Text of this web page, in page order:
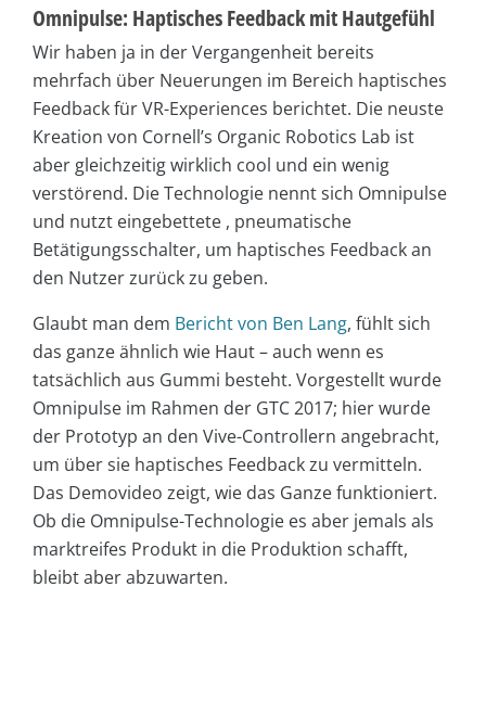
Omnipulse: Haptisches Feedback mit Hautgefühl
Wir haben ja in der Vergangenheit bereits
mehrfach über Neuerungen im Bereich haptisches
Feedback für VR-Experiences berichtet. Die neuste
Kreation von Cornell’s Organic Robotics Lab ist
aber gleichzeitig wirklich cool und ein wenig
verstörend. Die Technologie nennt sich Omnipulse
und nutzt eingebettete , pneumatische
Betätigungsschalter, um haptisches Feedback an
den Nutzer zurück zu geben.
Glaubt man dem Bericht von Ben Lang, fühlt sich
das ganze ähnlich wie Haut – auch wenn es
tatsächlich aus Gummi besteht. Vorgestellt wurde
Omnipulse im Rahmen der GTC 2017; hier wurde
der Prototyp an den Vive-Controllern angebracht,
um über sie haptisches Feedback zu vermitteln.
Das Demovideo zeigt, wie das Ganze funktioniert.
Ob die Omnipulse-Technologie es aber jemals als
marktreifes Produkt in die Produktion schafft,
bleibt aber abzuwarten.